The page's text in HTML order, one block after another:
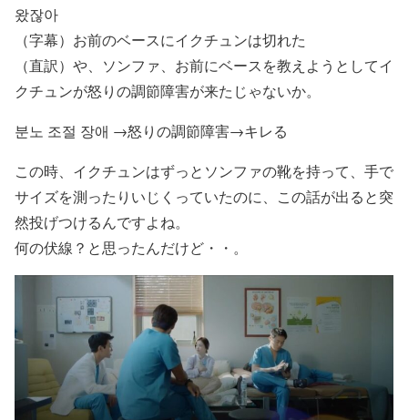
왔잖아
（字幕）お前のベースにイクチュンは切れた
（直訳）や、ソンファ、お前にベースを教えようとしてイ
クチュンが怒りの調節障害が来たじゃないか。
분노 조절 장애 →怒りの調節障害→キレる
この時、イクチュンはずっとソンファの靴を持って、手で
サイズを測ったりいじくっていたのに、この話が出ると突
然投げつけるんですよね。
何の伏線？と思ったんだけど・・。